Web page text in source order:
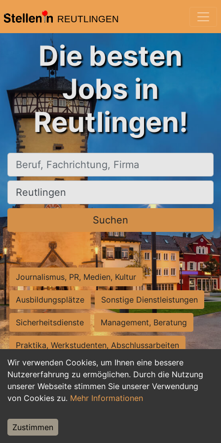
REUTLINGEN
Wir verwenden Cookies, um Ihnen eine bessere
Nutzererfahrung zu ermöglichen. Durch die Nutzung
unserer Webseite stimmen Sie unserer Verwendung
von Cookies zu. Mehr Informationen
Zustimmen
Die besten
Jobs in
Reutlingen!
Beruf, Fachrichtung, Firma
Ort, Stadt
Suchen
Journalismus, PR, Medien, Kultur
Ausbildungsplätze Sonstige Dienstleistungen
Sicherheitsdienste Management, Beratung
Praktika, Werkstudenten, Abschlussarbeiten
Personalwesen Assistenz, Sekretariat
Hilfskräfte, Aushilfs- und Nebenjobs
Weiterbildung, Studium, duale Ausbildung